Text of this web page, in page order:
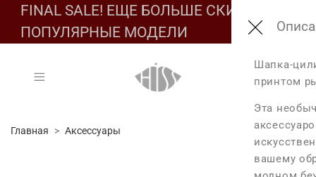
FINAL SALE! ЕЩЕ БОЛЬШЕ СКИДОК НА
ПОПУЛЯРНЫЕ МОДЕЛИ
Главная Аксессуары
XS
Размер
Диаметр
Основа: 100%
Подклад:
Уход за
Шапка-
принтом
Эта
вашему